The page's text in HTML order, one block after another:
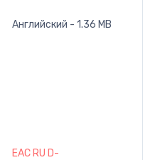
Английский - 1.36 MB
EAC RU D-